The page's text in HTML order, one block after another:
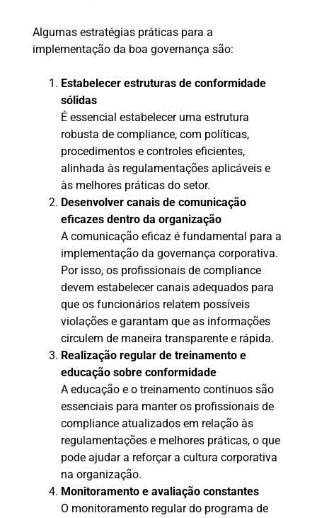
Algumas estratégias práticas para a
implementação da boa governança são:
Estabelecer estruturas de conformidade
sólidas
É essencial estabelecer uma estrutura
robusta de compliance, com políticas,
procedimentos e controles eficientes,
alinhada às regulamentações aplicáveis e
às melhores práticas do setor.
Desenvolver canais de comunicação
eficazes dentro da organização
A comunicação eficaz é fundamental para a
implementação da governança corporativa.
Por isso, os profissionais de compliance
devem estabelecer canais adequados para
que os funcionários relatem possíveis
violações e garantam que as informações
circulem de maneira transparente e rápida.
Realização regular de treinamento e
educação sobre conformidade
A educação e o treinamento contínuos são
essenciais para manter os profissionais de
compliance atualizados em relação às
regulamentações e melhores práticas, o que
pode ajudar a reforçar a cultura corporativa
na organização.
Monitoramento e avaliação constantes
O monitoramento regular do programa de